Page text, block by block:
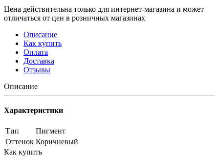
Цена действительна только для интернет-магазина и может
отличаться от цен в розничных магазинах
Описание
Как купить
Оплата
Доставка
Отзывы
Описание
Характеристики
Тип
Пигмент
Оттенок Коричневый
Как купить